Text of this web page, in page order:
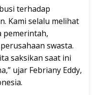
terhadap
Kami selalu melihat
pemerintah,
swasta.
saksikan saat ini
ujar Febriany Eddy,